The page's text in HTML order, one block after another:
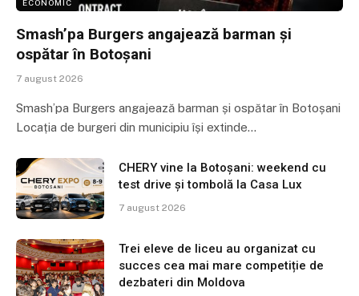
ECONOMIC
Smash’pa Burgers angajează barman și
ospătar în Botoșani
7 august 2026
Smash’pa Burgers angajează barman și ospătar în Botoșani
Locația de burgeri din municipiu își extinde…
CHERY vine la Botoșani: weekend cu
test drive și tombolă la Casa Lux
7 august 2026
Trei eleve de liceu au organizat cu
succes cea mai mare competiție de
dezbateri din Moldova